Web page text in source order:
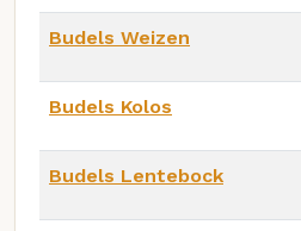
Budels Weizen
Budels Kolos
Budels Lentebock